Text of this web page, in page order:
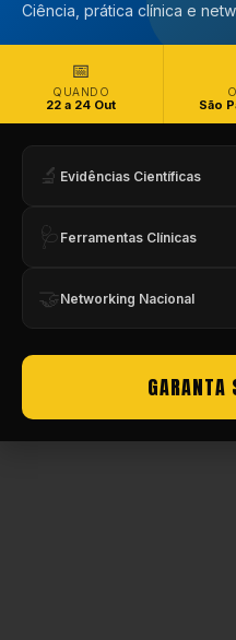
Ciência, prática clínica e
📅
QUANDO
22 a 24 Out São
🔬 Evidências Científicas
🩺 Ferramentas Clínicas
🤝 Networking Nacional